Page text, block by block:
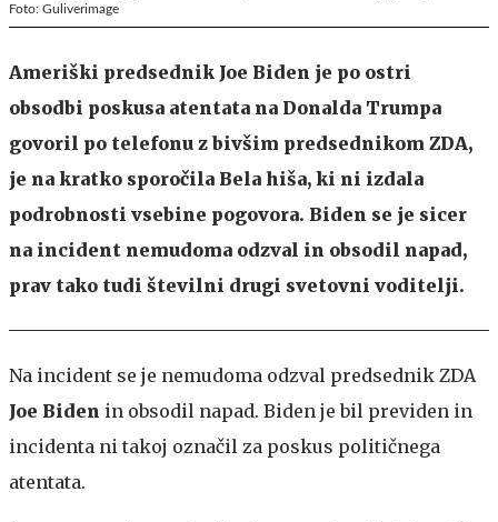
Foto: Guliverimage
Ameriški predsednik Joe Biden je po ostri
obsodbi poskusa atentata na Donalda Trumpa
govoril po telefonu z bivšim predsednikom ZDA,
je na kratko sporočila Bela hiša, ki ni izdala
podrobnosti vsebine pogovora. Biden se je sicer
na incident nemudoma odzval in obsodil napad,
prav tako tudi številni drugi svetovni voditelji.
Na incident se je nemudoma odzval predsednik ZDA
Joe Biden in obsodil napad. Biden je bil previden in
incidenta ni takoj označil za poskus političnega
atentata.